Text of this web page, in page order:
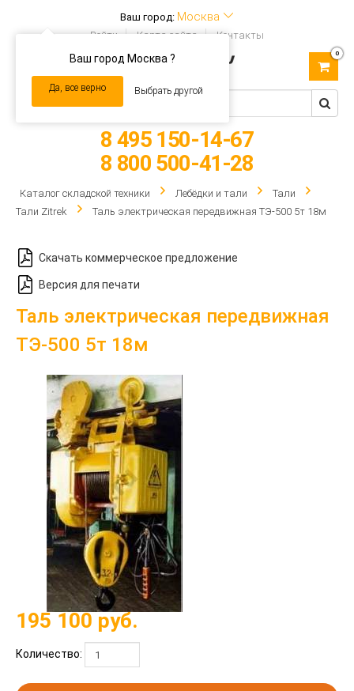
Ваш город: Москва
Ваш город Москва ?
Да, все верно Выбрать другой
Войти Карта сайта Контакты
navigation
0
8 495 150-14-67
8 800 500-41-28
Каталог складской техники Лебёдки и тали
Тали
Тали Zitrek
Таль электрическая передвижная ТЭ-500 5т 18м
Скачать коммерческое предложение
Версия для печати
Таль электрическая передвижная
ТЭ-500 5т 18м
195 100руб.
Количество: